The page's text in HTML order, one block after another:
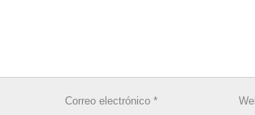
Correo electrónico *